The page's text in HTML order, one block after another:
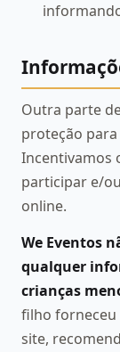
Outra parte
proteção
Incentivamos
participar e/
online.
We Eventos
qualquer
crianças
filho forneceu
site,